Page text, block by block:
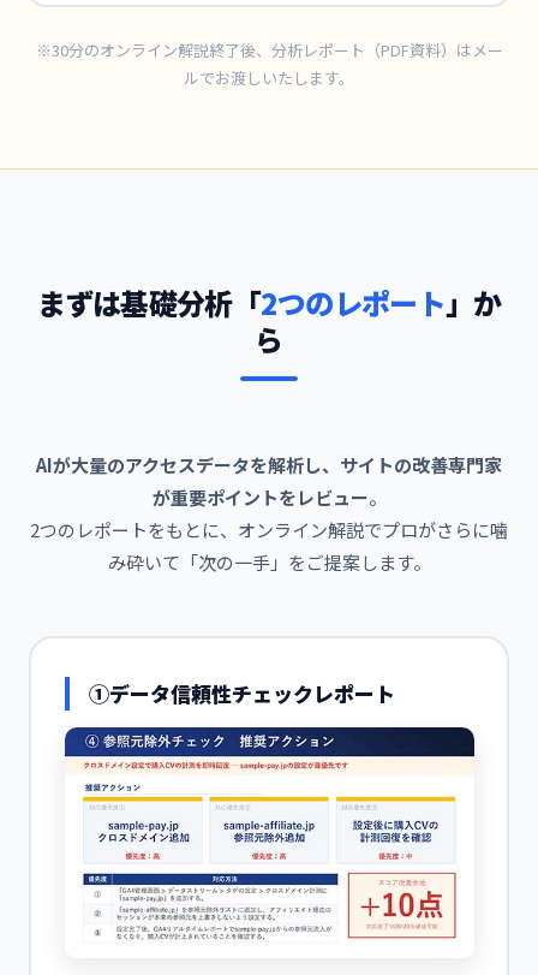
※30分のオンライン解説終了後、分析レポート（PDF資料）はメー
ルでお渡しいたします。
まずは基礎分析「2つのレポート」か
ら
AIが大量のアクセスデータを解析し、サイトの改善専門家
が重要ポイントをレビュー。
2つのレポートをもとに、オンライン解説でプロがさらに噛
み砕いて「次の一手」をご提案します。
①データ信頼性チェックレポート